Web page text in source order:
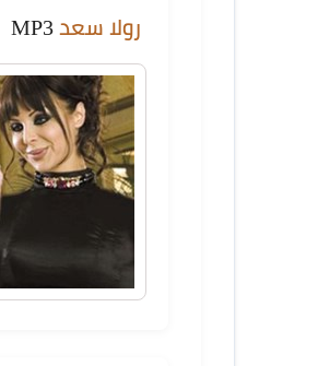
رولا سعد